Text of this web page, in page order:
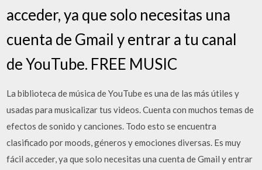
acceder, ya que solo necesitas una
cuenta de Gmail y entrar a tu canal
de YouTube. FREE MUSIC
La biblioteca de música de YouTube es una de las más útiles y
usadas para musicalizar tus videos. Cuenta con muchos temas de
efectos de sonido y canciones. Todo esto se encuentra
clasificado por moods, géneros y emociones diversas. Es muy
fácil acceder, ya que solo necesitas una cuenta de Gmail y entrar